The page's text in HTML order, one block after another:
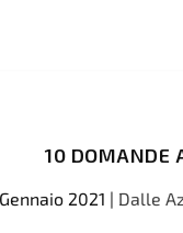
10 DOMANDE
2021 | Dalle